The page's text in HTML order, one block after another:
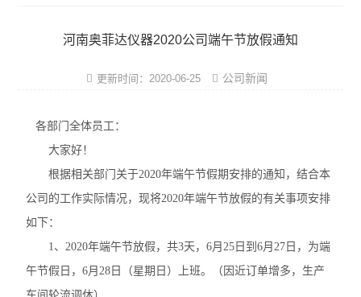
河南奥菲达仪器2020公司端午节放假通知
更新时间：2020-06-25 公司新闻
各部门全体员工：
大家好！
根据相关部门关于2020年端午节假期安排的通知，结合本
公司的工作实际情况，现将2020年端午节放假的有关事项安排
如下：
1、2020年端午节放假，共3天，6月25日到6月27日，为端
午节假日，6月28日（星期日）上班。（因近订单增多，生产